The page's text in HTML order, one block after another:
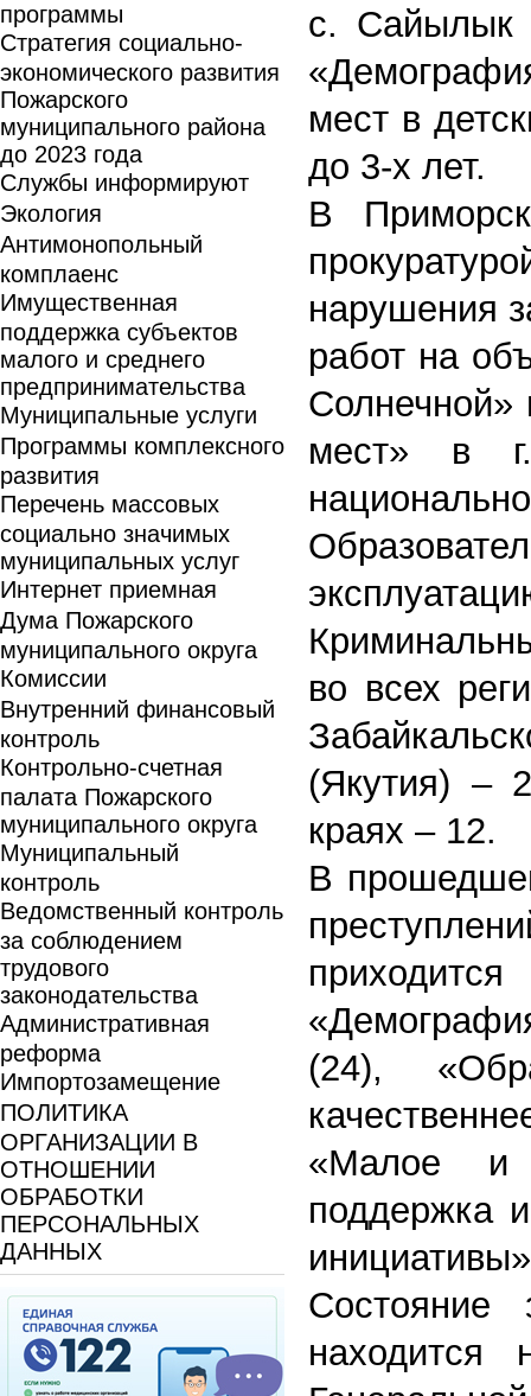
программы
Стратегия социально-
экономического развития
Пожарского
муниципального района
до 2023 года
Службы информируют
Экология
Антимонопольный
комплаенс
Имущественная
поддержка субъектов
малого и среднего
предпринимательства
Муниципальные услуги
Программы комплексного
развития
Перечень массовых
социально значимых
муниципальных услуг
Интернет приемная
Дума Пожарского
муниципального округа
Комиссии
Внутренний финансовый
контроль
Контрольно-счетная
палата Пожарского
муниципального округа
Муниципальный
контроль
Ведомственный контроль
за соблюдением
трудового
законодательства
Административная
реформа
Импортозамещение
ПОЛИТИКА
ОРГАНИЗАЦИИ В
ОТНОШЕНИИ
ОБРАБОТКИ
ПЕРСОНАЛЬНЫХ
ДАННЫХ
с. Сайылык
мест в
до 3-х лет.
В
нарушения
работ на
Солнечной»
мест» в
во всех
(Якутия) –
краях – 12.
В
(24),
«Малое и
поддержка
Состояние
находится